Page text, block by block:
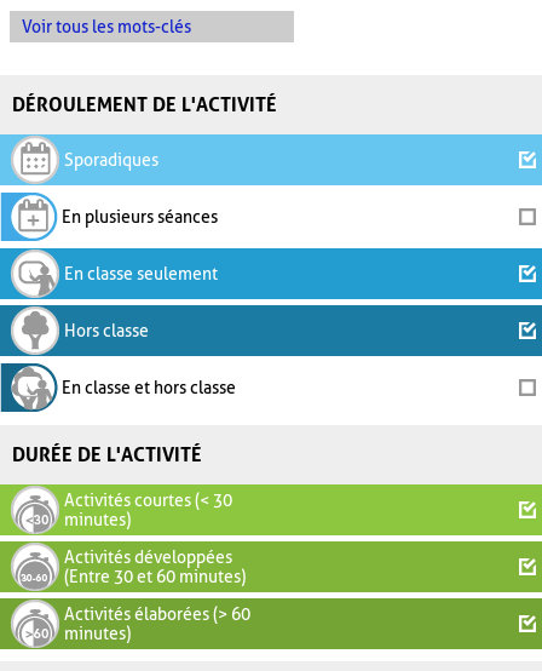
Voir tous les mots-clés
DÉROULEMENT DE L'ACTIVITÉ
Sporadiques
En plusieurs séances
En classe seulement
Hors classe
En classe et hors classe
DURÉE DE L'ACTIVITÉ
Activités courtes (< 30
minutes)
Activités développées
(Entre 30 et 60 minutes)
Activités élaborées (> 60
minutes)